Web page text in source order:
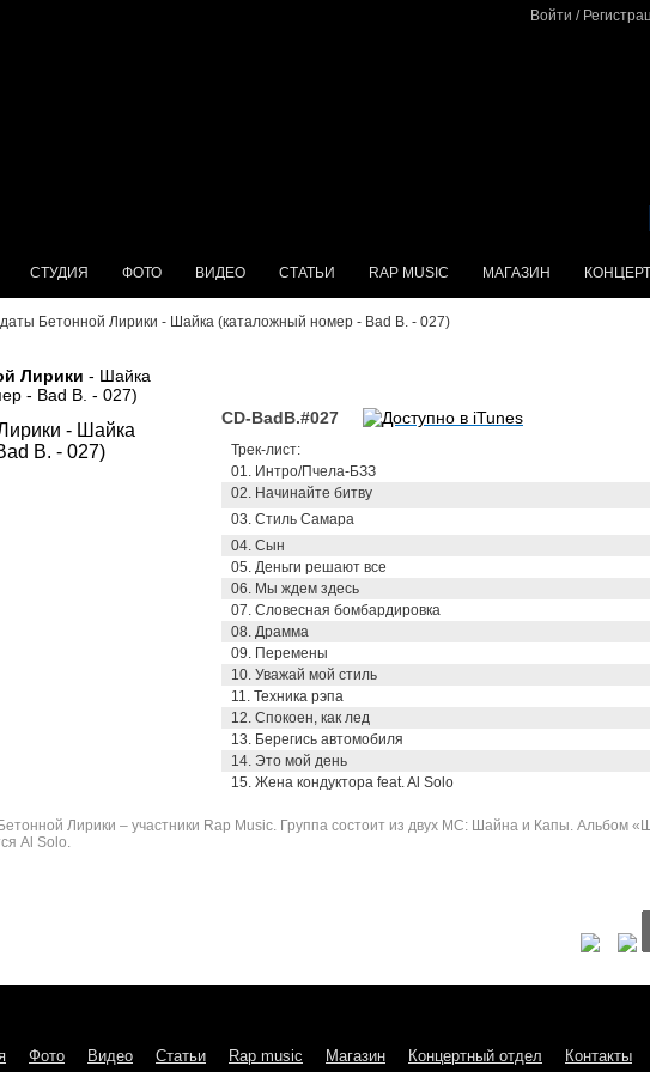
Войти /
СТУДИЯ ФОТО ВИДЕО СТАТЬИ RAP MUSIC МАГАЗИН
Бетонной Лирики - Шайка (каталожный номер - Bad B. - 027)
Лирики - Шайка
- Bad B. - 027)
CD-BadB.#027
Трек-лист:
01. Интро/Пчела-БЗЗ
02. Начинайте битву
03. Стиль Самара
04. Сын
05. Деньги решают все
06. Мы ждем здесь
07. Словесная бомбардировка
08. Драмма
09. Перемены
10. Уважай мой стиль
11. Техника рэпа
12. Спокоен, как лед
13. Берегись автомобиля
14. Это мой день
15. Жена кондуктора feat. Al Solo
Лирики – участники Rap Music. Группа состоит из двух МС: Шайна и Капы. Альбом
Al Solo.
Фото Видео Статьи Rap music Магазин Концертный отдел Контакты